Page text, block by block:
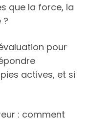
que la force, la
?
pour
actives, et si
: comment